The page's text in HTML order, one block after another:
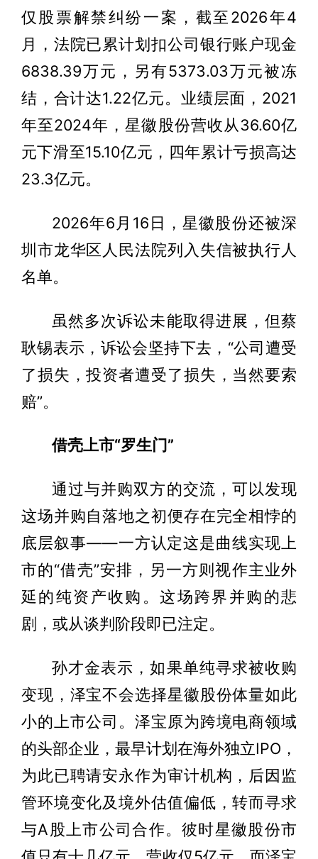
仅股票解禁纠纷一案，截至2026年4
月，法院已累计划扣公司银行账户现金
6838.39万元，另有5373.03万元被冻
结，合计达1.22亿元。业绩层面，2021
年至2024年，星徽股份营收从36.60亿
元下滑至15.10亿元，四年累计亏损高达
23.3亿元。
2026年6月16日，星徽股份还被深
圳市龙华区人民法院列入失信被执行人
名单。
虽然多次诉讼未能取得进展，但蔡
耿锡表示，诉讼会坚持下去，“公司遭受
了损失，投资者遭受了损失，当然要索
赔”。
借壳上市“罗生门”
通过与并购双方的交流，可以发现
这场并购自落地之初便存在完全相悖的
底层叙事——一方认定这是曲线实现上
市的“借壳”安排，另一方则视作主业外
延的纯资产收购。这场跨界并购的悲
剧，或从谈判阶段即已注定。
孙才金表示，如果单纯寻求被收购
变现，泽宝不会选择星徽股份体量如此
小的上市公司。泽宝原为跨境电商领域
的头部企业，最早计划在海外独立IPO，
为此已聘请安永作为审计机构，后因监
管环境变化及境外估值偏低，转而寻求
与A股上市公司合作。彼时星徽股份市